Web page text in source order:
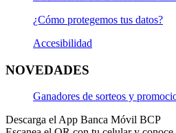
¿Cómo protegemos tus datos?
Accesibilidad
NOVEDADES
Ganadores de sorteos y
Descarga el App Banca Móvil BCP